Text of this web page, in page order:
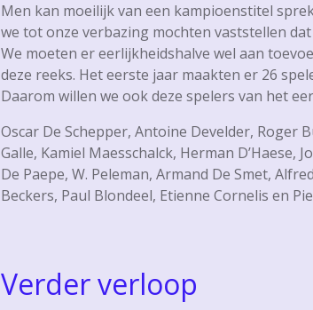
Men kan moeilijk van een kampioenstitel
we tot onze verbazing mochten vaststellen
We moeten er eerlijkheidshalve wel aan
deze reeks. Het eerste jaar maakten er 26
Daarom willen we ook deze spelers van het
Oscar De Schepper, Antoine Develder,
Galle, Kamiel Maesschalck, Herman D’Haese,
De Paepe, W. Peleman, Armand De Smet,
Beckers, Paul Blondeel, Etienne Cornelis en
Verder verloop